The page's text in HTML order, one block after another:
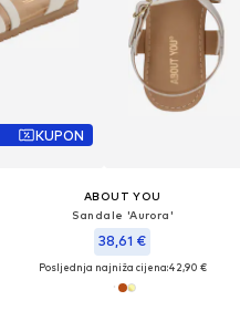
KUPON
ABOUT YOU
Sandale 'Aurora'
38,61 €
Posljednja najniža cijena:42,90 €